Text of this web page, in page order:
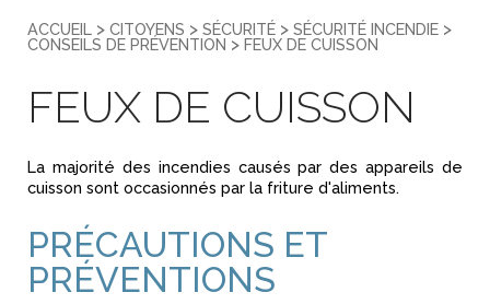
ACCUEIL > CITOYENS > SÉCURITÉ > SÉCURITÉ INCENDIE >
CONSEILS DE PRÉVENTION > FEUX DE CUISSON
FEUX DE CUISSON
La majorité des incendies causés par des appareils de
cuisson sont occasionnés par la friture d'aliments.
PRÉCAUTIONS ET
PRÉVENTIONS